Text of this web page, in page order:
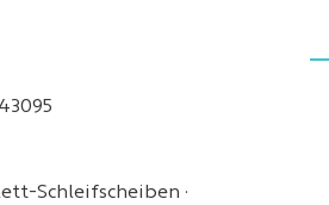
Schleifscheiben ·